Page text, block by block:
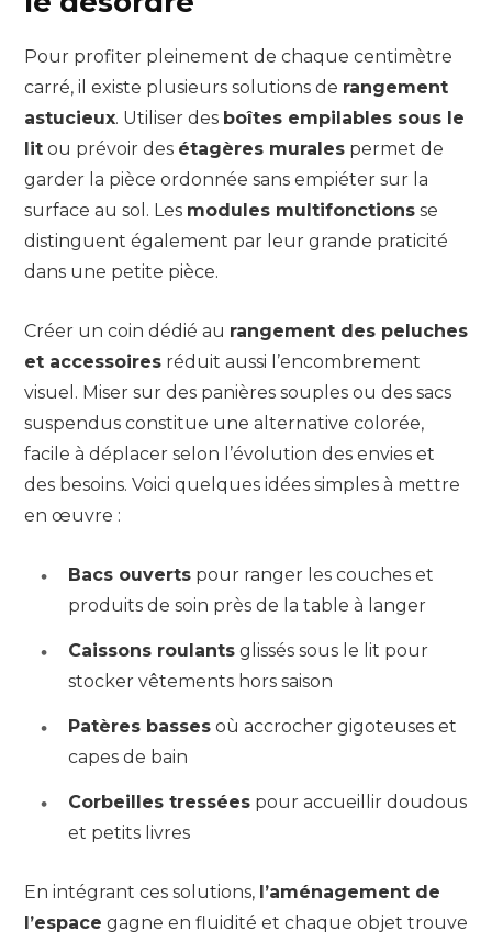
Pour profiter pleinement de chaque centimètre
carré, il existe plusieurs solutions de rangement
astucieux. Utiliser des boîtes empilables sous le
lit ou prévoir des étagères murales permet de
garder la pièce ordonnée sans empiéter sur la
surface au sol. Les modules multifonctions se
distinguent également par leur grande praticité
dans une petite pièce.
Créer un coin dédié au rangement des peluches
et accessoires réduit aussi l’encombrement
visuel. Miser sur des panières souples ou des sacs
suspendus constitue une alternative colorée,
facile à déplacer selon l’évolution des envies et
des besoins. Voici quelques idées simples à mettre
en œuvre :
Bacs ouverts pour ranger les couches et
produits de soin près de la table à langer
Caissons roulants glissés sous le lit pour
stocker vêtements hors saison
Patères basses où accrocher gigoteuses et
capes de bain
Corbeilles tressées pour accueillir doudous
et petits livres
En intégrant ces solutions, l’aménagement de
l’espace gagne en fluidité et chaque objet trouve